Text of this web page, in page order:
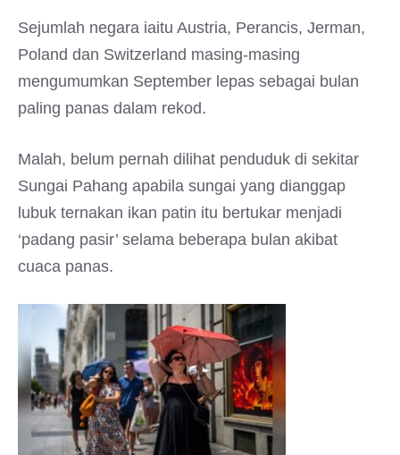
Sejumlah negara iaitu Austria, Perancis, Jerman,
Poland dan Switzerland masing-masing
mengumumkan September lepas sebagai bulan
paling panas dalam rekod.
Malah, belum pernah dilihat penduduk di sekitar
Sungai Pahang apabila sungai yang dianggap
lubuk ternakan ikan patin itu bertukar menjadi
‘padang pasir’ selama beberapa bulan akibat
cuaca panas.